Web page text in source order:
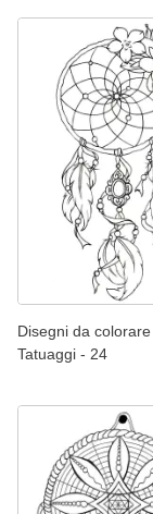
Disegni da
Tatuaggi - 24